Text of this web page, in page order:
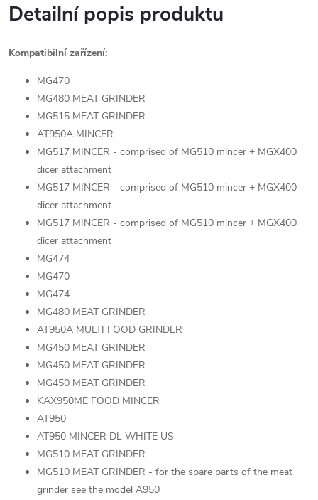
Detailní popis produktu
Kompatibilní zařízení:
MG470
MG480 MEAT GRINDER
MG515 MEAT GRINDER
AT950A MINCER
MG517 MINCER - comprised of MG510 mincer + MGX400
dicer attachment
MG517 MINCER - comprised of MG510 mincer + MGX400
dicer attachment
MG517 MINCER - comprised of MG510 mincer + MGX400
dicer attachment
MG474
MG470
MG474
MG480 MEAT GRINDER
AT950A MULTI FOOD GRINDER
MG450 MEAT GRINDER
MG450 MEAT GRINDER
MG450 MEAT GRINDER
KAX950ME FOOD MINCER
AT950
AT950 MINCER DL WHITE US
MG510 MEAT GRINDER
MG510 MEAT GRINDER - for the spare parts of the meat
grinder see the model A950